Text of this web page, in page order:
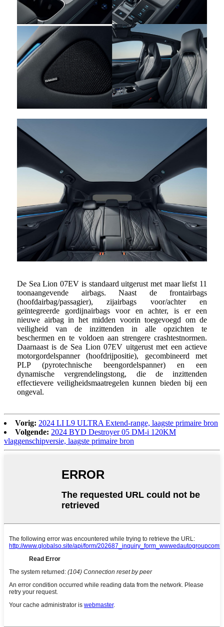
De Sea Lion 07EV is standaard uitgerust met maar liefst 11
toonaangevende airbags. Naast de frontairbags
(hoofdairbag/passagier), zijairbags voor/achter en
geïntegreerde gordijnairbags voor en achter, is er een
nieuwe airbag in het midden voorin toegevoegd om de
veiligheid van de inzittenden in alle opzichten te
beschermen en te voldoen aan strengere crashtestnormen.
Daarnaast is de Sea Lion 07EV uitgerust met een actieve
motorgordelspanner (hoofdrijpositie), gecombineerd met
PLP (pyrotechnische beengordelspanner) en een
dynamische vergrendelingstong, die de inzittenden
effectievere veiligheidsmaatregelen kunnen bieden bij een
ongeval.
Vorig: 2024 LI L9 ULTRA Extend-range, laagste primaire bron
Volgende: 2024 BYD Destroyer 05 DM-i 120KM
vlaggenschipversie, laagste primaire bron